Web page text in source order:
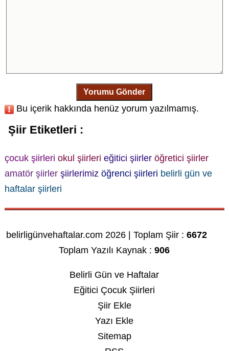
Yorumu Gönder
Bu içerik hakkında henüz yorum yazılmamış.
Şiir Etiketleri :
çocuk şiirleri okul şiirleri eğitici şiirler öğretici şiirler
amatör şiirler şiirlerimiz öğrenci şiirleri belirli gün ve
haftalar şiirleri
belirligünvehaftalar.com 2026 | Toplam Şiir :6672
Toplam Yazılı Kaynak :906
Belirli Gün ve Haftalar
Eğitici Çocuk Şiirleri
Şiir Ekle
Yazı Ekle
Sitemap